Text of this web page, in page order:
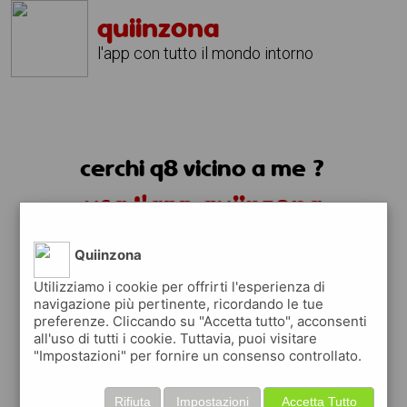
quiinzona
l'app con tutto il mondo intorno
cerchi q8 vicino a me ?
usa l'app quiinzona
Quiinzona
Utilizziamo i cookie per offrirti l'esperienza di
navigazione più pertinente, ricordando le tue
preferenze. Cliccando su "Accetta tutto", acconsenti
all'uso di tutti i cookie. Tuttavia, puoi visitare
"Impostazioni" per fornire un consenso controllato.
Accetta Tutto
Impostazioni
Rifiuta